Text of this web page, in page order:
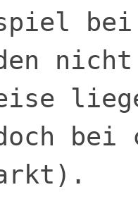
bei
nicht
bei